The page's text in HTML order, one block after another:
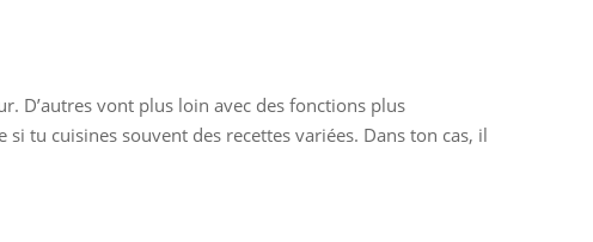
D’autres vont plus loin avec des fonctions plus
tu cuisines souvent des recettes variées. Dans ton cas, il